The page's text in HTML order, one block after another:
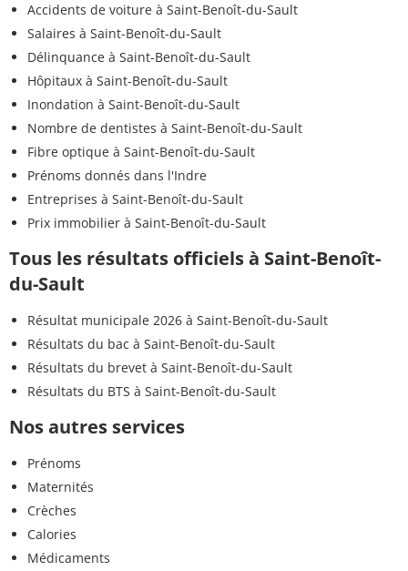
Accidents de voiture à Saint-Benoît-du-Sault
Salaires à Saint-Benoît-du-Sault
Délinquance à Saint-Benoît-du-Sault
Hôpitaux à Saint-Benoît-du-Sault
Inondation à Saint-Benoît-du-Sault
Nombre de dentistes à Saint-Benoît-du-Sault
Fibre optique à Saint-Benoît-du-Sault
Prénoms donnés dans l'Indre
Entreprises à Saint-Benoît-du-Sault
Prix immobilier à Saint-Benoît-du-Sault
Tous les résultats officiels à Saint-Benoît-
du-Sault
Résultat municipale 2026 à Saint-Benoît-du-Sault
Résultats du bac à Saint-Benoît-du-Sault
Résultats du brevet à Saint-Benoît-du-Sault
Résultats du BTS à Saint-Benoît-du-Sault
Nos autres services
Prénoms
Maternités
Crèches
Calories
Médicaments